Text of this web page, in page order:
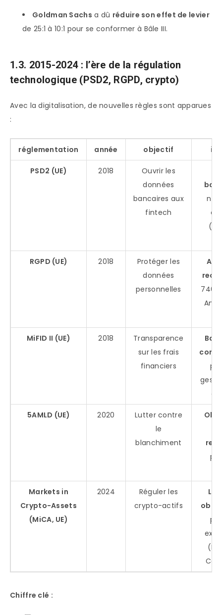
Goldman Sachs a dû réduire son effet de levier
de 25:1 à 10:1 pour se conformer à Bâle III.
1.3. 2015-2024 : l’ère de la régulation
technologique (PSD2, RGPD, crypto)
Avec la digitalisation, de nouvelles règles sont apparues
:
réglementation année objectif
PSD2 (UE) 2018
Ouvrir les
données
bancaires aux
fintech
RGPD (UE) 2018
Protéger les
données
personnelles
746
MiFID II (UE) 2018
Transparence
sur les frais
financiers
5AMLD (UE) 2020
Lutter contre
le
blanchiment
Markets in
Crypto-Assets
(MiCA, UE)
2024
Réguler les
crypto-actifs
Chiffre clé :